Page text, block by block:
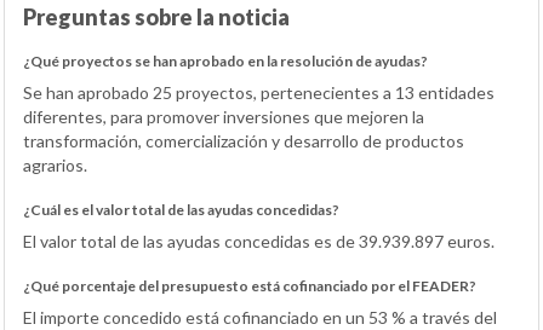
Preguntas sobre la noticia
¿Qué proyectos se han aprobado en la resolución de ayudas?
Se han aprobado 25 proyectos, pertenecientes a 13 entidades
diferentes, para promover inversiones que mejoren la
transformación, comercialización y desarrollo de productos
agrarios.
¿Cuál es el valor total de las ayudas concedidas?
El valor total de las ayudas concedidas es de 39.939.897 euros.
¿Qué porcentaje del presupuesto está cofinanciado por el FEADER?
El importe concedido está cofinanciado en un 53 % a través del